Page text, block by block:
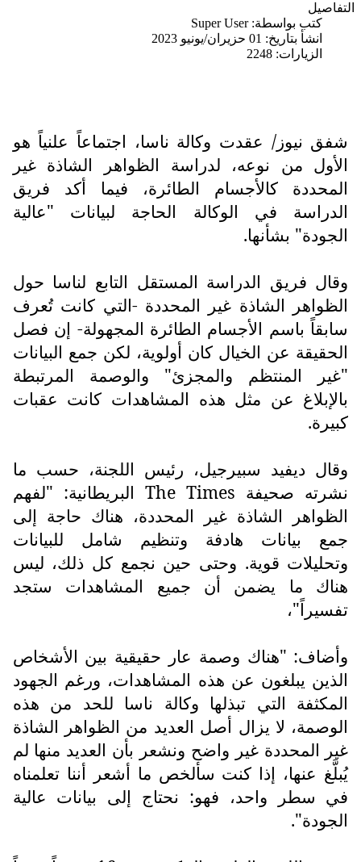
التفاصيل
كتب بواسطة:Super User
انشأ بتاريخ: 01 حزيران/يونيو 2023
الزيارات: 2248
شفق نيوز/ عقدت وكالة ناسا، اجتماعاً علنياً هو
الأول من نوعه، لدراسة الظواهر الشاذة غير
المحددة كالأجسام الطائرة، فيما أكد فريق
الدراسة في الوكالة الحاجة لبيانات "عالية
الجودة" بشأنها.
وقال فريق الدراسة المستقل التابع لناسا حول
الظواهر الشاذة غير المحددة -التي كانت تُعرف
سابقاً باسم الأجسام الطائرة المجهولة- إن فصل
الحقيقة عن الخيال كان أولوية، لكن جمع البيانات
"غير المنتظم والمجزئ" والوصمة المرتبطة
بالإبلاغ عن مثل هذه المشاهدات كانت عقبات
كبيرة.
وقال ديفيد سبيرجيل، رئيس اللجنة، حسب ما
نشرته صحيفة The Times البريطانية: "لفهم
الظواهر الشاذة غير المحددة، هناك حاجة إلى
جمع بيانات هادفة وتنظيم شامل للبيانات
وتحليلات قوية. وحتى حين نجمع كل ذلك، ليس
هناك ما يضمن أن جميع المشاهدات ستجد
تفسيراً"،
وأضاف: "هناك وصمة عار حقيقية بين الأشخاص
الذين يبلغون عن هذه المشاهدات، ورغم الجهود
المكثفة التي تبذلها وكالة ناسا للحد من هذه
الوصمة، لا يزال أصل العديد من الظواهر الشاذة
غير المحددة غير واضح ونشعر بأن العديد منها لم
يُبلَّغ عنها، إذا كنت سألخص ما أشعر أننا تعلمناه
في سطر واحد، فهو: نحتاج إلى بيانات عالية
الجودة".